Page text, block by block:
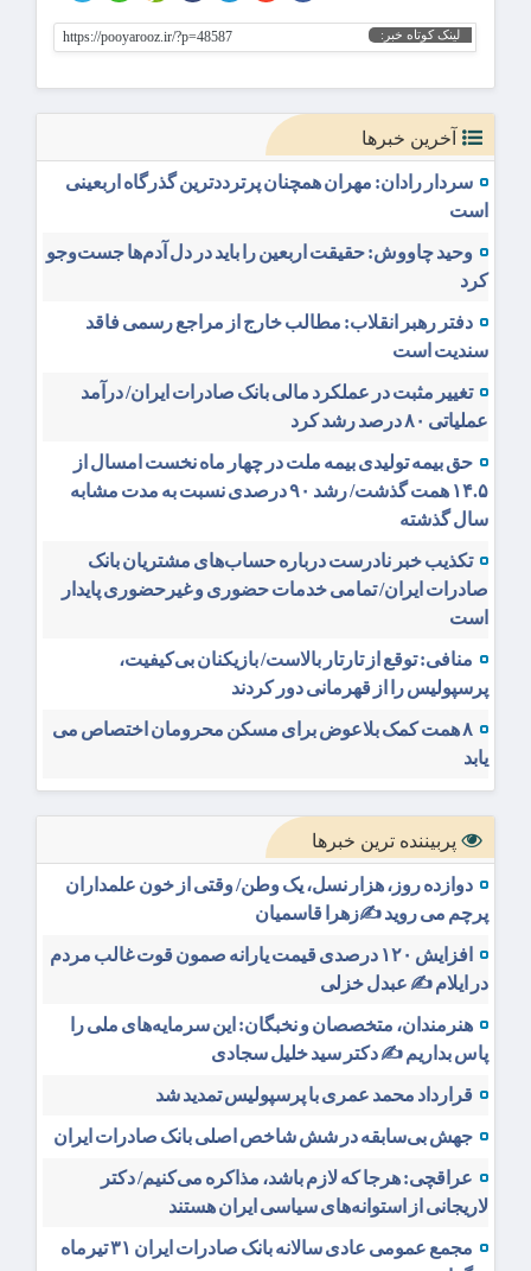
لینک کوتاه خبر: https://pooyarooz.ir/?p=48587
آخرین خبرها
سردار رادان: مهران همچنان پرترددترین گذرگاه اربعینی
است
وحید چاووش: حقیقت اربعین را باید در دل آدم‌ها جست‌وجو
کرد
دفتر رهبر انقلاب: مطالب خارج از مراجع رسمی فاقد
سندیت است
تغییر مثبت در عملکرد مالی بانک صادرات ایران/ درآمد
عملیاتی ۸۰ درصد رشد کرد
حق بیمه تولیدی بیمه ملت در چهار ماه نخست امسال از
۱۴.۵ همت گذشت/ رشد ۹۰ درصدی نسبت به مدت مشابه
سال گذشته
تکذیب خبر نادرست درباره حساب‌های مشتریان بانک
صادرات ایران/ تمامی خدمات حضوری و غیرحضوری پایدار
است
منافی: توقع از تارتار بالاست/ بازیکنان بی‌کیفیت،
پرسپولیس را از قهرمانی دور کردند
۸ همت کمک بلاعوض برای مسکن محرومان اختصاص می
یابد
پربیننده ترین خبرها
دوازده روز، هزار نسل، یک وطن/ وقتی از خون علمداران
پرچم می روید ✍️زهرا قاسمیان
افزایش ۱۲۰ درصدی قیمت یارانه صمون قوت غالب مردم
در ایلام ✍️ عبدل خزلی
هنرمندان، متخصصان و نخبگان: این سرمایه‌های ملی را
پاس بداریم ✍️ دکتر سید خلیل سجادی
قرارداد محمد عمری با پرسپولیس تمدید شد
جهش بی‌سابقه در شش شاخص اصلی بانک صادرات ایران
عراقچی: هرجا که لازم باشد، مذاکره می‌کنیم/ دکتر
لاریجانی از استوانه‌های سیاسی ایران هستند
مجمع عمومی عادی سالانه بانک صادرات ایران ۳۱ تیرماه